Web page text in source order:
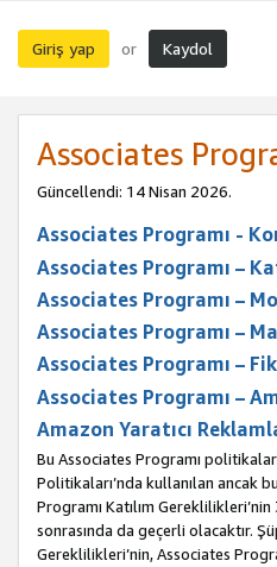
Giriş yap or Kaydol
Associates
Güncellendi: 14 Nisan 2026.
Associates Programı -
Associates Programı –
Associates Programı –
Associates Programı –
Associates Programı –
Associates Programı –
Amazon Yaratıcı
Bu Associates Programı
Politikaları’nda kullanılan ancak
Programı Katılım
sonrasında da geçerli olacaktır.
Gereklilikleri’nin, Associates